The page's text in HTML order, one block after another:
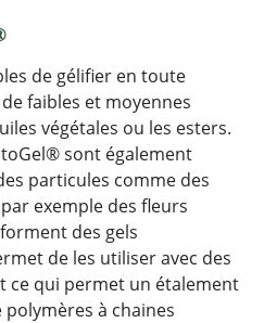
de gélifier en toute
faibles et moyennes
végétales ou les esters.
sont également
particules comme des
exemple des fleurs
des gels
de les utiliser avec des
ce qui permet un étalement
polymères à chaines